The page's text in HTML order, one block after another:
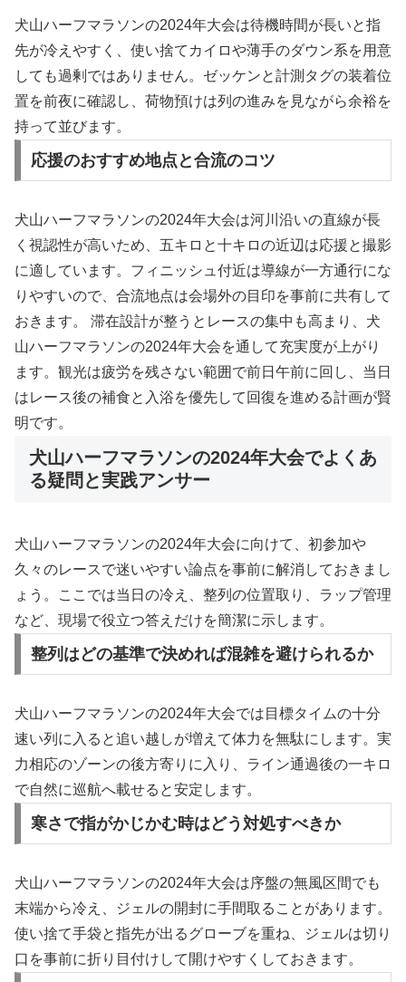
犬山ハーフマラソンの2024年大会は待機時間が長いと指
先が冷えやすく、使い捨てカイロや薄手のダウン系を用意
しても過剰ではありません。ゼッケンと計測タグの装着位
置を前夜に確認し、荷物預けは列の進みを見ながら余裕を
持って並びます。
応援のおすすめ地点と合流のコツ
犬山ハーフマラソンの2024年大会は河川沿いの直線が長
く視認性が高いため、五キロと十キロの近辺は応援と撮影
に適しています。フィニッシュ付近は導線が一方通行にな
りやすいので、合流地点は会場外の目印を事前に共有して
おきます。 滞在設計が整うとレースの集中も高まり、犬
山ハーフマラソンの2024年大会を通して充実度が上がり
ます。観光は疲労を残さない範囲で前日午前に回し、当日
はレース後の補食と入浴を優先して回復を進める計画が賢
明です。
犬山ハーフマラソンの2024年大会でよくあ
る疑問と実践アンサー
犬山ハーフマラソンの2024年大会に向けて、初参加や
久々のレースで迷いやすい論点を事前に解消しておきまし
ょう。ここでは当日の冷え、整列の位置取り、ラップ管理
など、現場で役立つ答えだけを簡潔に示します。
整列はどの基準で決めれば混雑を避けられるか
犬山ハーフマラソンの2024年大会では目標タイムの十分
速い列に入ると追い越しが増えて体力を無駄にします。実
力相応のゾーンの後方寄りに入り、ライン通過後の一キロ
で自然に巡航へ載せると安定します。
寒さで指がかじかむ時はどう対処すべきか
犬山ハーフマラソンの2024年大会は序盤の無風区間でも
末端から冷え、ジェルの開封に手間取ることがあります。
使い捨て手袋と指先が出るグローブを重ね、ジェルは切り
口を事前に折り目付けして開けやすくしておきます。